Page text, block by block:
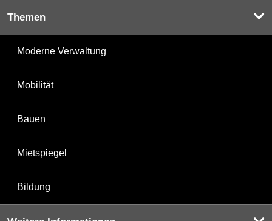
Themen
Moderne Verwaltung
Mobilität
Bauen
Mietspiegel
Bildung